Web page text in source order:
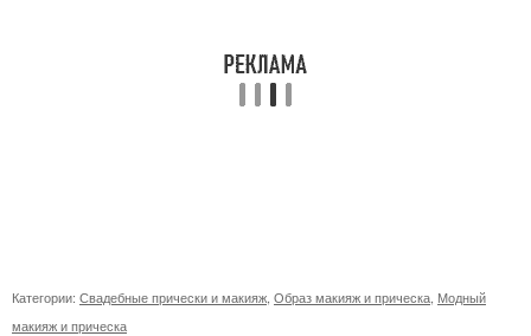
Категории: Свадебные прически и макияж Образ макияж и прическа Модный
макияж и прическа